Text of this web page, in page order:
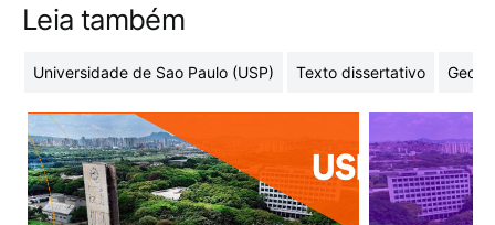
Leia também
Universidade de Sao Paulo (USP) Texto dissertativo